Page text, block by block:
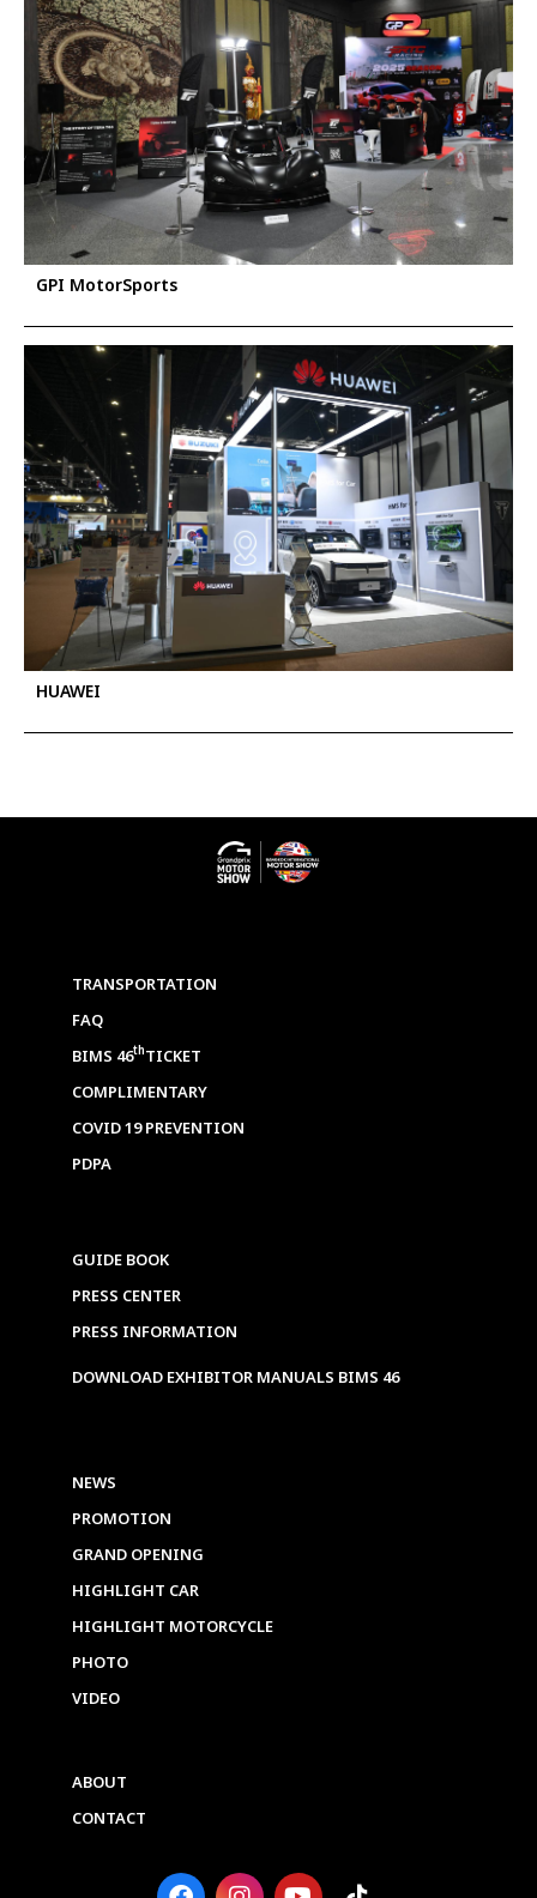
GPI MotorSports
HUAWEI
TRANSPORTATION
FAQ
BIMS 46thTICKET
COMPLIMENTARY
COVID 19 PREVENTION
PDPA
GUIDE BOOK
PRESS CENTER
PRESS INFORMATION
DOWNLOAD EXHIBITOR MANUALS BIMS 46
NEWS
PROMOTION
GRAND OPENING
HIGHLIGHT CAR
HIGHLIGHT MOTORCYCLE
PHOTO
VIDEO
ABOUT
CONTACT
F I Y T